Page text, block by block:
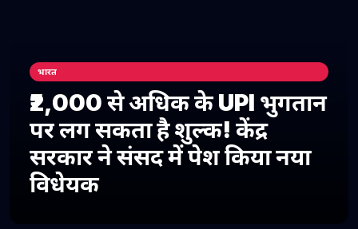
भारत
₹2,000 से अधिक के UPI भुगतान
पर लग सकता है शुल्क! केंद्र
सरकार ने संसद में पेश किया नया
विधेयक